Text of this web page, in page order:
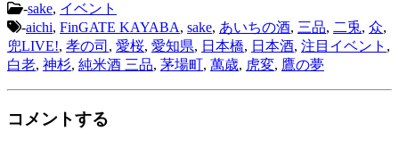
-sake, イベント
-aichi, FinGATE KAYABA, sake, あいちの酒, 三品, 二兎, 众,
兜LIVE!, 孝の司 , 愛桜, 愛知県, 日本橋, 日本酒, 注目イベント ,
白老, 神杉, 純米酒 三品, 茅場町, 萬歳, 虎変, 鷹の夢
コメントする